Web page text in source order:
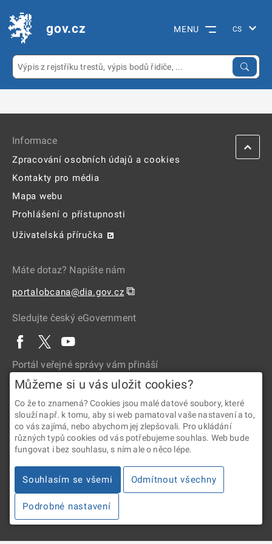
gov.cz MENU
Informace
Zpracování osobních údajů a cookies
Kontakty pro média
Mapa webu
Prohlášení o přístupnosti
Uživatelská příručka
Máte dotaz? Napište nám
portalobcana@dia.gov.cz ⧉
Sledujte český eGovernment
Portál veřejné správy vám přináší
2026 © Digitální a informační agentura • Informace jsou poskytovány
v souladu se zákonem č. 106/1999 Sb., o svobodném přístupu
Verze 4.2.288
Můžeme si u vás uložit cookies?
Co že to znamená? Cookies jsou malé datové soubory, které
slouží např. k tomu, aby si web pamatoval vaše nastavení a to,
co vás zajímá, nebo abychom jej zlepšovali. Pro ukládání
různých typů cookies od vás potřebujeme souhlas. Web bude
fungovat i bez souhlasu, s ním ale o něco lépe.
Souhlasím se všemi Odmítnout všechny
Podrobné nastavení